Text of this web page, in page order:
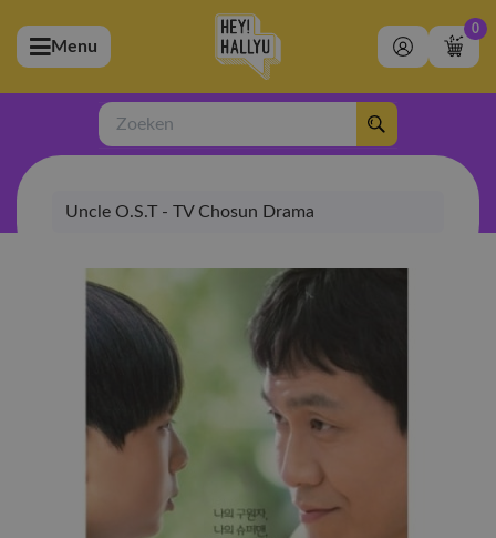
(Artiesten)
(Merchandise)
(Exclusive)
(Winkel)
Menu
0
Zoeken
Uncle O.S.T - TV Chosun Drama